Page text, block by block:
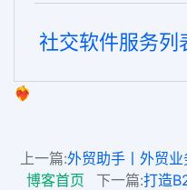
社交软件服务
❤️‍🔥
上一篇:外贸助手丨外贸
博客首页
下一篇:打造